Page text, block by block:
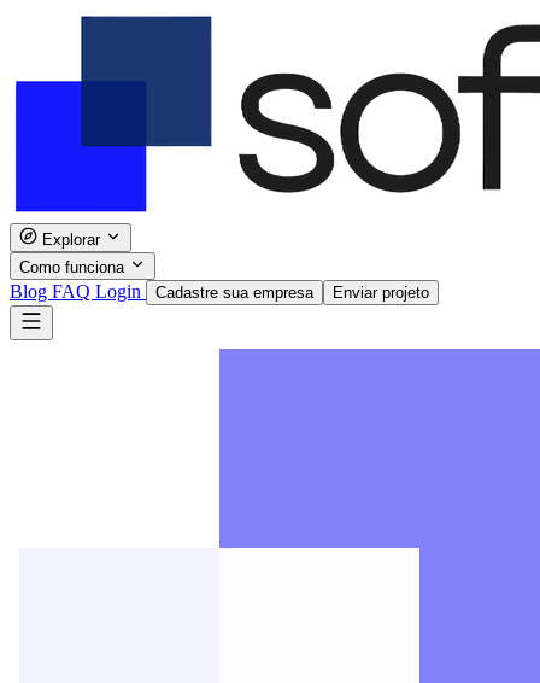
Explorar
Como funciona
Blog FAQ Login Cadastre sua empresa Enviar projeto